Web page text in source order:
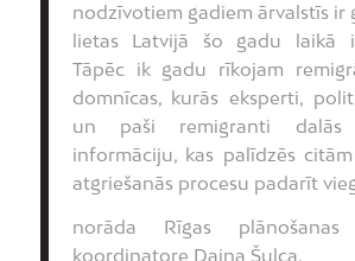
nodzīvotiem gadiem ārvalstīs ir
lietas Latvijā šo gadu laikā
Tāpēc ik gadu rīkojam
domnīcas, kurās eksperti,
un paši remigranti
informāciju, kas palīdzēs
atgriešanās procesu padarīt
norāda Rīgas plānošanas
koordinatore Daina Šulca.